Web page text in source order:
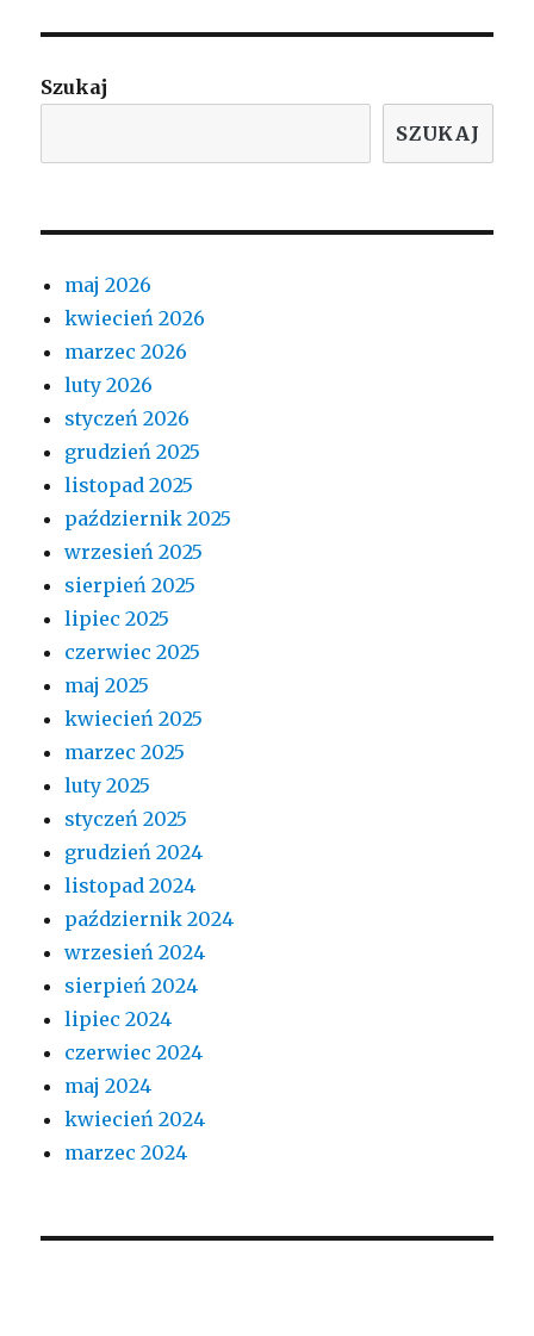
Szukaj
SZUKAJ
maj 2026
kwiecień 2026
marzec 2026
luty 2026
styczeń 2026
grudzień 2025
listopad 2025
październik 2025
wrzesień 2025
sierpień 2025
lipiec 2025
czerwiec 2025
maj 2025
kwiecień 2025
marzec 2025
luty 2025
styczeń 2025
grudzień 2024
listopad 2024
październik 2024
wrzesień 2024
sierpień 2024
lipiec 2024
czerwiec 2024
maj 2024
kwiecień 2024
marzec 2024